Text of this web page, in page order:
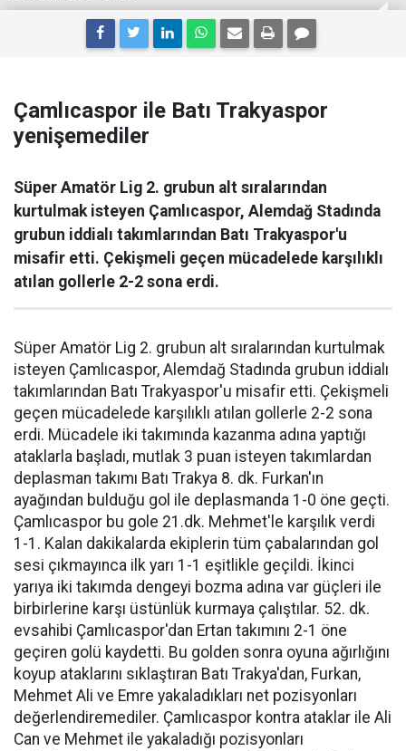
Çamlıcaspor ile Batı Trakyaspor
yenişemediler
Süper Amatör Lig 2. grubun alt sıralarından
kurtulmak isteyen Çamlıcaspor, Alemdağ Stadında
grubun iddialı takımlarından Batı Trakyaspor'u
misafir etti. Çekişmeli geçen mücadelede karşılıklı
atılan gollerle 2-2 sona erdi.
Süper Amatör Lig 2. grubun alt sıralarından kurtulmak
isteyen Çamlıcaspor, Alemdağ Stadında grubun iddialı
takımlarından Batı Trakyaspor'u misafir etti. Çekişmeli
geçen mücadelede karşılıklı atılan gollerle 2-2 sona
erdi. Mücadele iki takımında kazanma adına yaptığı
ataklarla başladı, mutlak 3 puan isteyen takımlardan
deplasman takımı Batı Trakya 8. dk. Furkan'ın
ayağından bulduğu gol ile deplasmanda 1-0 öne geçti.
Çamlıcaspor bu gole 21.dk. Mehmet'le karşılık verdi
1-1. Kalan dakikalarda ekiplerin tüm çabalarından gol
sesi çıkmayınca ilk yarı 1-1 eşitlikle geçildi. İkinci
yarıya iki takımda dengeyi bozma adına var güçleri ile
birbirlerine karşı üstünlük kurmaya çalıştılar. 52. dk.
evsahibi Çamlıcaspor'dan Ertan takımını 2-1 öne
geçiren golü kaydetti. Bu golden sonra oyuna ağırlığını
koyup ataklarını sıklaştıran Batı Trakya'dan, Furkan,
Mehmet Ali ve Emre yakaladıkları net pozisyonları
değerlendiremediler. Çamlıcaspor kontra ataklar ile Ali
Can ve Mehmet ile yakaladığı pozisyonları